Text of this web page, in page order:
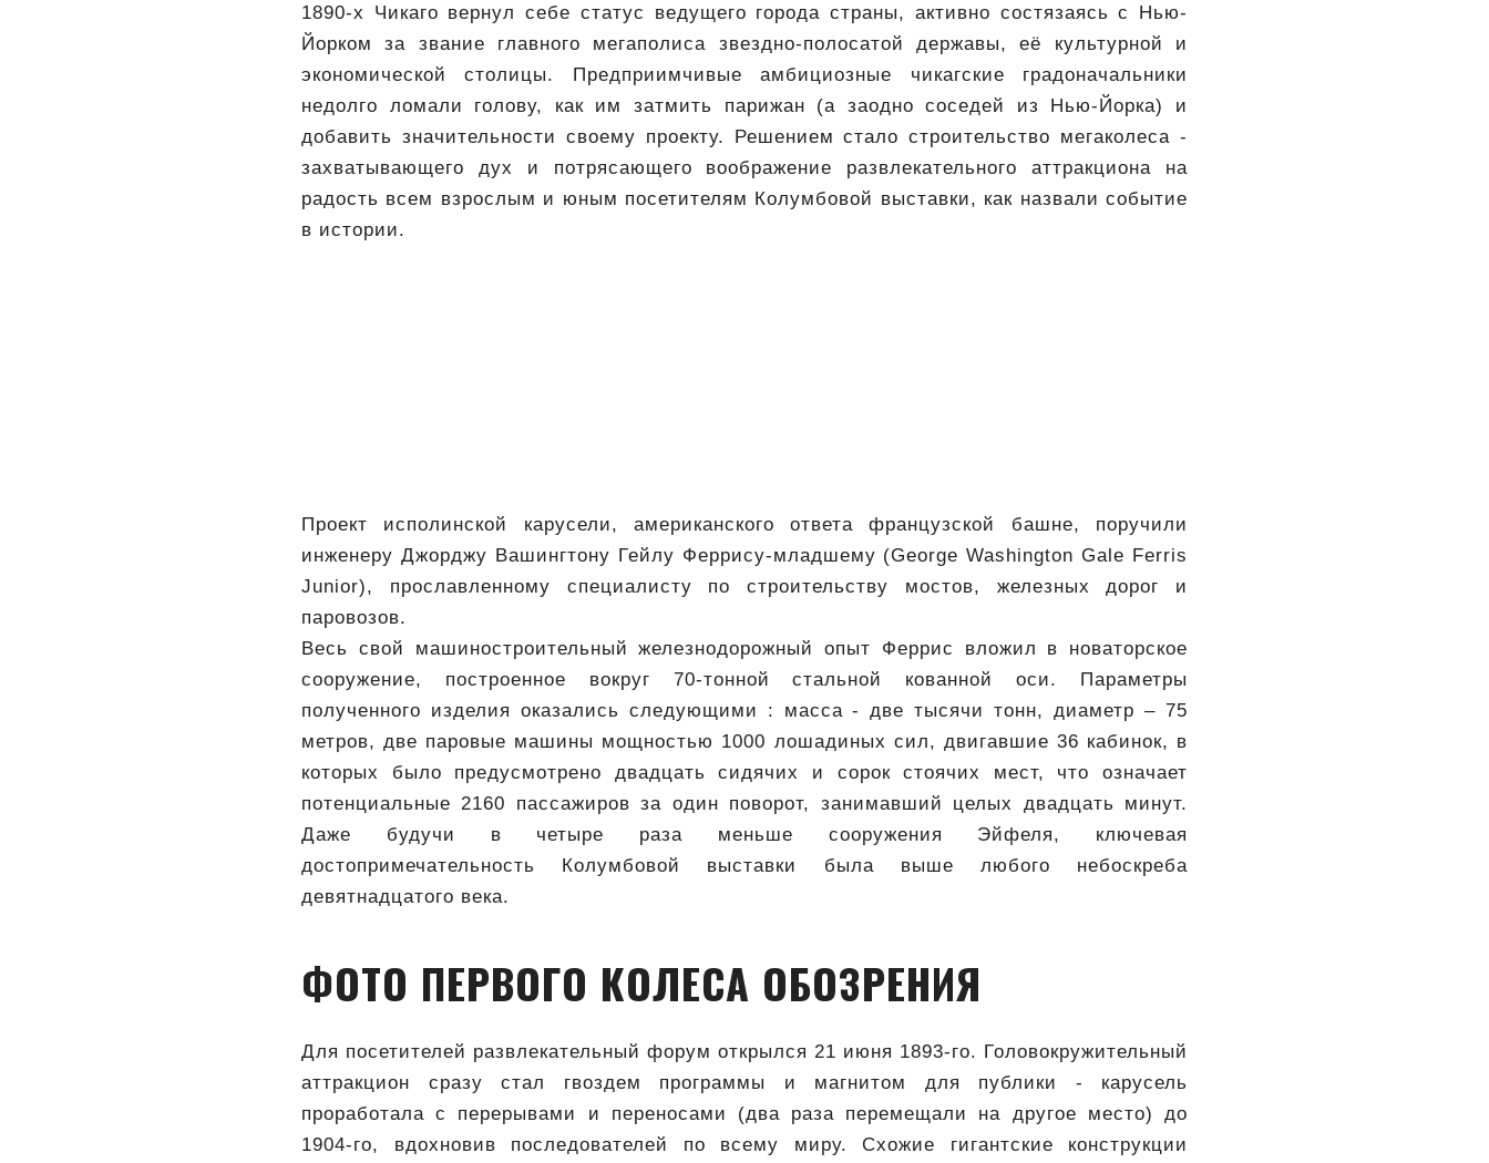
1890-х Чикаго вернул себе статус ведущего города страны, активно состязаясь с Нью-
Йорком за звание главного мегаполиса звездно-полосатой державы, её культурной и
экономической столицы. Предприимчивые амбициозные чикагские градоначальники
недолго ломали голову, как им затмить парижан (а заодно соседей из Нью-Йорка) и
добавить значительности своему проекту. Решением стало строительство мегаколеса -
захватывающего дух и потрясающего воображение развлекательного аттракциона на
радость всем взрослым и юным посетителям Колумбовой выставки, как назвали событие
в истории.
Проект исполинской карусели, американского ответа французской башне, поручили
инженеру Джорджу Вашингтону Гейлу Феррису-младшему (George Washington Gale Ferris
Junior), прославленному специалисту по строительству мостов, железных дорог и
паровозов.
Весь свой машиностроительный железнодорожный опыт Феррис вложил в новаторское
сооружение, построенное вокруг 70-тонной стальной кованной оси. Параметры
полученного изделия оказались следующими : масса - две тысячи тонн, диаметр – 75
метров, две паровые машины мощностью 1000 лошадиных сил, двигавшие 36 кабинок, в
которых было предусмотрено двадцать сидячих и сорок стоячих мест, что означает
потенциальные 2160 пассажиров за один поворот, занимавший целых двадцать минут.
Даже будучи в четыре раза меньше сооружения Эйфеля, ключевая
достопримечательность Колумбовой выставки была выше любого небоскреба
девятнадцатого века.
ФОТО ПЕРВОГО КОЛЕСА ОБОЗРЕНИЯ
Для посетителей развлекательный форум открылся 21 июня 1893-го. Головокружительный
аттракцион сразу стал гвоздем программы и магнитом для публики - карусель
проработала с перерывами и переносами (два раза перемещали на другое место) до
1904-го, вдохновив последователей по всему миру. Схожие гигантские конструкции